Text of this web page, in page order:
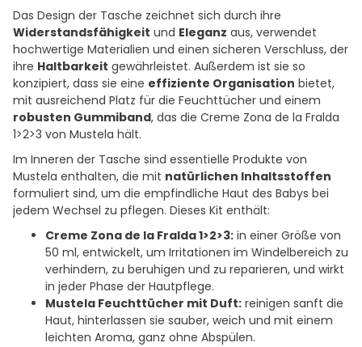
Das Design der Tasche zeichnet sich durch ihre
Widerstandsfähigkeit und Eleganz aus, verwendet
hochwertige Materialien und einen sicheren Verschluss, der
ihre Haltbarkeit gewährleistet. Außerdem ist sie so
konzipiert, dass sie eine effiziente Organisation bietet,
mit ausreichend Platz für die Feuchttücher und einem
robusten Gummiband, das die Creme Zona de la Fralda
1>2>3 von Mustela hält.
Im Inneren der Tasche sind essentielle Produkte von
Mustela enthalten, die mit natürlichen Inhaltsstoffen
formuliert sind, um die empfindliche Haut des Babys bei
jedem Wechsel zu pflegen. Dieses Kit enthält:
Creme Zona de la Fralda 1>2>3: in einer Größe von
50 ml, entwickelt, um Irritationen im Windelbereich zu
verhindern, zu beruhigen und zu reparieren, und wirkt
in jeder Phase der Hautpflege.
Mustela Feuchttücher mit Duft: reinigen sanft die
Haut, hinterlassen sie sauber, weich und mit einem
leichten Aroma, ganz ohne Abspülen.